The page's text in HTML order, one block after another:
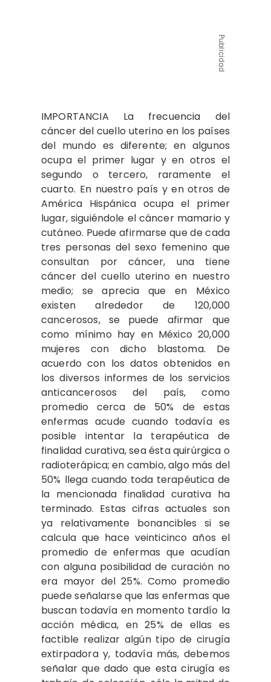
Publicidad
IMPORTANCIA La frecuencia del
cáncer del cuello uterino en los países
del mundo es diferente; en algunos
ocupa el primer lugar y en otros el
segundo o tercero, raramente el
cuarto. En nuestro país y en otros de
América Hispánica ocupa el primer
lugar, siguiéndole el cáncer mamario y
cutáneo. Puede afirmarse que de cada
tres personas del sexo femenino que
consultan por cáncer, una tiene
cáncer del cuello uterino en nuestro
medio; se aprecia que en México
existen alrededor de 120,000
cancerosos, se puede afirmar que
como mínimo hay en México 20,000
mujeres con dicho blastoma. De
acuerdo con los datos obtenidos en
los diversos informes de los servicios
anticancerosos del país, como
promedio cerca de 50%
de estas
enfermas acude cuando todavía es
posible intentar la terapéutica de
finalidad curativa, sea ésta quirúrgica o
radioterápica; en cambio, algo más del
50% llega cuando toda terapéutica de
la mencionada finalidad curativa ha
terminado. Estas cifras actuales son
ya relativamente bonancibles si se
calcula que hace veinticinco años el
promedio de enfermas que acudían
con alguna posibilidad de curación no
era mayor del 25%. Como promedio
puede señalarse que las enfermas que
buscan todavía en momento tardío la
acción médica, en 25% de ellas es
factible realizar algún tipo de cirugía
extirpadora y, todavía más, debemos
señalar que dado que esta cirugía es